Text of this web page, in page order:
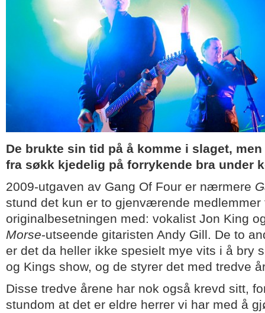
De brukte sin tid på å komme i slaget, men
fra søkk kjedelig på forrykende bra under
2009-utgaven av Gang Of Four er nærmere
stund det kun er to gjenværende medlemmer
originalbesetningen med: vokalist Jon King
Morse-utseende gitaristen Andy Gill. De to
er det da heller ikke spesielt mye vits i å bry
og Kings show, og de styrer det med tredve
Disse tredve årene har nok også krevd sitt,
stundom at det er eldre herrer vi har med å